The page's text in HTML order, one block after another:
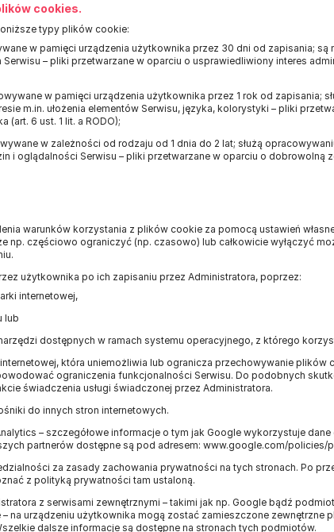
cookies.
typy plików cookie:
w pamięci urządzenia użytkownika przez 30 dni od zapisania; są
– pliki przetwarzane w oparciu o usprawiedliwiony interes
w pamięci urządzenia użytkownika przez 1 rok od zapisania;
m.in. ułożenia elementów Serwisu, języka, kolorystyki – pliki
6 ust. 1 lit. a RODO);
w zależności od rodzaju od 1 dnia do 2 lat; służą
i oglądalności Serwisu – pliki przetwarzane w oparciu o dobrowolną
warunków korzystania z plików cookie za pomocą ustawień
np. częściowo ograniczyć (np. czasowo) lub całkowicie wyłączyć
użytkownika po ich zapisaniu przez Administratora, poprzez:
internetowej,
lub
dostępnych w ramach systemu operacyjnego, z którego
która uniemożliwia lub ogranicza przechowywanie plików
ograniczenia funkcjonalności Serwisu. Do podobnych
świadczenia usługi świadczonej przez Administratora.
do innych stron internetowych.
– szczegółowe informacje o tym jak Google wykorzystuje
partnerów dostępne są pod adresem: www.google.com/policies/
za zasady zachowania prywatności na tych stronach. Po
z polityką prywatności tam ustaloną.
z serwisami zewnętrznymi – takimi jak np. Google bądź
– na urządzeniu użytkownika mogą zostać zamieszczone zewnętrzne
dalsze informacje są dostępne na stronach tych podmiotów.